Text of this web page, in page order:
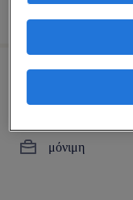
δημοσιεύτηκε 9
executive
μόνιμη